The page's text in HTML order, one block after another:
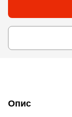
Опис